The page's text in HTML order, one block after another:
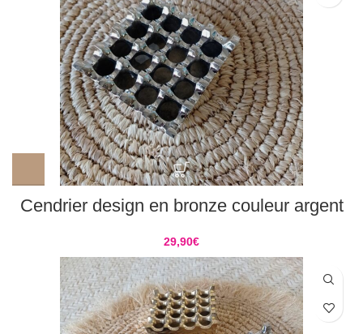
Cendrier design en bronze couleur argent
29,90€